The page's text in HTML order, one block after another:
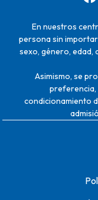
En nuestros
persona sin
sexo, género, edad,
Asimismo, se
preferencia,
condicionamiento